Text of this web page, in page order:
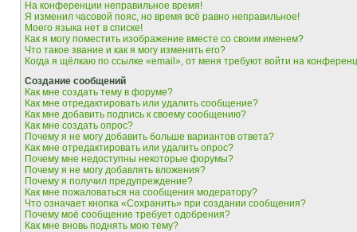
На конференции неправильное время!
Я изменил часовой пояс, но время всё равно неправильное!
Моего языка нет в списке!
Как я могу поместить изображение вместе со своим именем?
Что такое звание и как я могу изменить его?
Когда я щёлкаю по ссылке «email», от меня требуют войти на
Создание сообщений
Как мне создать тему в форуме?
Как мне отредактировать или удалить сообщение?
Как мне добавить подпись к своему сообщению?
Как мне создать опрос?
Почему я не могу добавить больше вариантов ответа?
Как мне отредактировать или удалить опрос?
Почему мне недоступны некоторые форумы?
Почему я не могу добавлять вложения?
Почему я получил предупреждение?
Как мне пожаловаться на сообщения модератору?
Что означает кнопка «Сохранить» при создании сообщения?
Почему моё сообщение требует одобрения?
Как мне вновь поднять мою тему?